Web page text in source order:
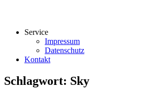
Service
Impressum
Datenschutz
Kontakt
Schlagwort: Sky